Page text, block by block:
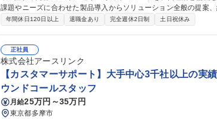
課題やニーズに合わせた製品導入からソリューション全般の提案、
客は電機/ＦＡ/製造機器/設備等の大手企業が中心。1年超となる大
展示会出展にて製品の知識を高められる環境。 募集職種 【東京/法人提案営業】エレコムG/働きやすい環境◎/事
業拡大中!!
年間休日120日以上 退職金あり 完全週休2日制 土日祝休み
正社員
株式会社アースリンク
【カスタマーサポート】大手中心3千社以上の実
ウンドコールスタッフ
月給25万円～35万円
東京都多摩市